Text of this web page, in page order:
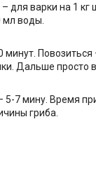
для варки на 1
мл воды.
минут. Повозиться
Дальше просто
5-7 мину. Время
гриба.